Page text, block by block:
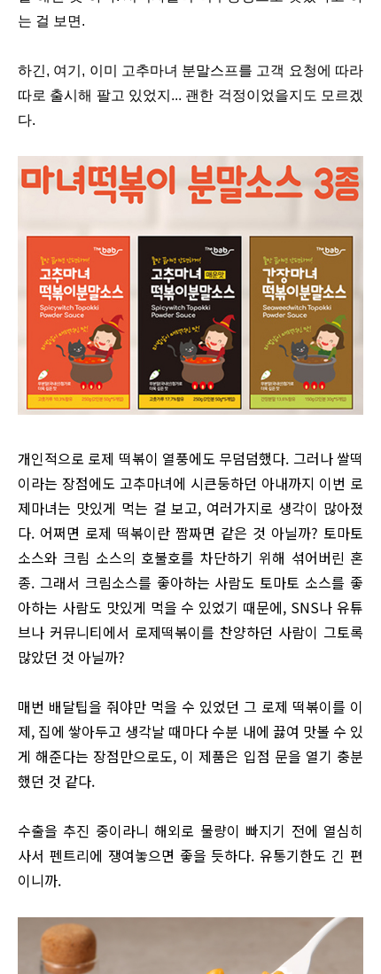
는 걸 보면.
하긴, 여기, 이미 고추마녀 분말스프를 고객 요청에 따라
따로 출시해 팔고 있었지... 괜한 걱정이었을지도 모르겠
다.
개인적으로 로제 떡볶이 열풍에도 무덤덤했다. 그러나 쌀떡
이라는 장점에도 고추마녀에 시큰둥하던 아내까지 이번 로
제마녀는 맛있게 먹는 걸 보고, 여러가지로 생각이 많아졌
다. 어쩌면 로제 떡볶이란 짬짜면 같은 것 아닐까? 토마토
소스와 크림 소스의 호불호를 차단하기 위해 섞어버린 혼
종. 그래서 크림소스를 좋아하는 사람도 토마토 소스를 좋
아하는 사람도 맛있게 먹을 수 있었기 때문에, SNS나 유튜
브나 커뮤니티에서 로제떡볶이를 찬양하던 사람이 그토록
많았던 것 아닐까?
매번 배달팁을 줘야만 먹을 수 있었던 그 로제 떡볶이를 이
제, 집에 쌓아두고 생각날 때마다 수분 내에 끓여 맛볼 수 있
게 해준다는 장점만으로도, 이 제품은 입점 문을 열기 충분
했던 것 같다.
수출을 추진 중이라니 해외로 물량이 빠지기 전에 열심히
사서 펜트리에 쟁여놓으면 좋을 듯하다. 유통기한도 긴 편
이니까.